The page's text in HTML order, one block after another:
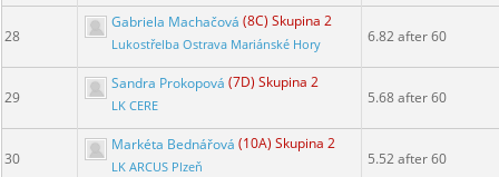
28
Gabriela Machačová (8C) Skupina 2
Lukostřelba Ostrava Mariánské Hory 6.82 after 60
29
Sandra Prokopová (7D) Skupina 2
LK CERE 5.68 after 60
30
Markéta Bednářová (10A) Skupina 2
LK ARCUS Plzeň 5.52 after 60